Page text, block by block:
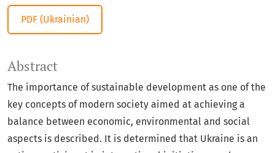
PDF (Ukrainian)
Abstract
The importance of sustainable development as one of the
key concepts of modern society aimed at achieving a
balance between economic, environmental and social
aspects is described. It is determined that Ukraine is an